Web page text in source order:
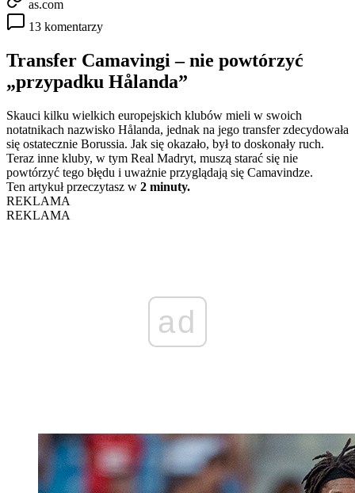
as.com
13 komentarzy
Transfer Camavingi – nie powtórzyć
„przypadku Hålanda”
Skauci kilku wielkich europejskich klubów mieli w swoich
notatnikach nazwisko Hålanda, jednak na jego transfer zdecydowała
się ostatecznie Borussia. Jak się okazało, był to doskonały ruch.
Teraz inne kluby, w tym Real Madryt, muszą starać się nie
powtórzyć tego błędu i uważnie przyglądają się Camavindze.
Ten artykuł przeczytasz w 2 minuty.
REKLAMA
REKLAMA
ad